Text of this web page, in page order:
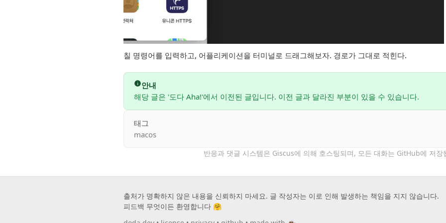
칠 명령어를 입력하고, 어플리케이션을 터미널로 드래그해보자. 경로가 그대로 적힌다.
안내
해당 글은 '도다 Aha!'에서 이전된 글입니다. 이전 글과 달라진 부분이 있을 수 있습니다.
태그
macos
반응과 댓글 시스템은 Giscus에 의해 호스팅되며, 모든 대화는 GitHub에 저장
출처가 명확하지 않은 내용을 신뢰하지 마세요. 글 작성자는 이로 인해 발생하는 책임을 지지 않습니다.
피드백 무엇이든 환영합니다 🤗